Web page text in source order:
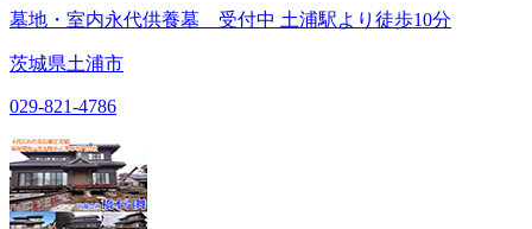
墓地・室内永代供養墓 受付中 土浦駅より徒歩10分
茨城県土浦市
029-821-4786